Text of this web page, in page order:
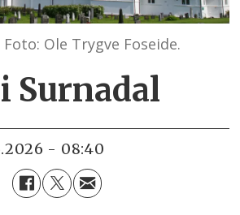
Foto: Ole Trygve Foseide.
Surnadal
- 08:40